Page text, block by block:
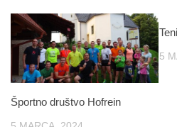
Športno društvo Hofrein
5